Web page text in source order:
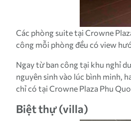
Các phòng suite tại Crowne
công mỗi phòng đều có view
Ngay từ ban công tại khu nghỉ
nguyên sinh vào lúc bình minh,
chỉ có tại Crowne Plaza Phu
Biệt thự (villa)